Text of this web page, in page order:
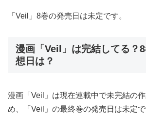
「Veil」8巻の発売日は未定です。
漫画「Veil」は完結してる？
想日は？
漫画「Veil」は現在連載中で未完結の
め、「Veil」の最終巻の発売日は未定